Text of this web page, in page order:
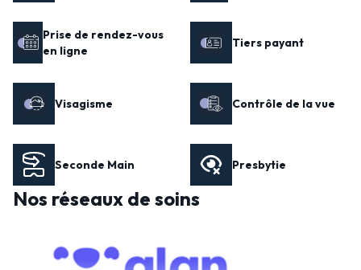
Prise de rendez-vous
en ligne
Tiers payant
Visagisme Contrôle de la vue
Seconde Main Presbytie
Nos réseaux de soins